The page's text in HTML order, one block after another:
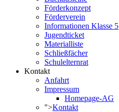
Förderkonzept
Förderverein
Informationen Klasse 5
Jugendticket
Materialliste
Schließfächer
Schulelternrat
Kontakt
Anfahrt
Impressum
Homepage-AG
">Kontakt